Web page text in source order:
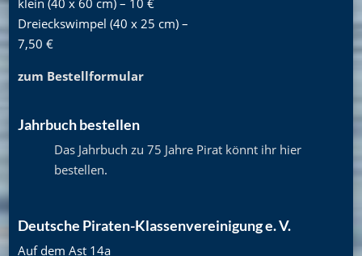
klein (40 x 60 cm) – 10 €
Dreieckswimpel (40 x 25 cm) –
7,50 €
zum Bestellformular
Jahrbuch bestellen
Das Jahrbuch zu 75 Jahre Pirat könnt ihr hier
bestellen.
Deutsche Piraten-Klassenvereinigung e. V.
Auf dem Ast 14a